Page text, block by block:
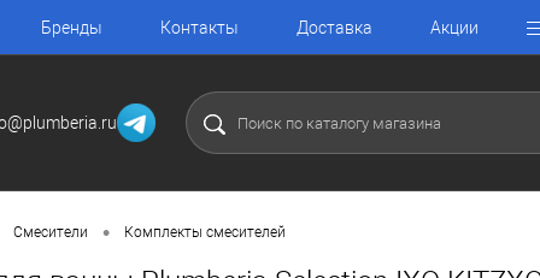
Бренды Контакты Доставка Акции
Смесители • Комплекты смесителей